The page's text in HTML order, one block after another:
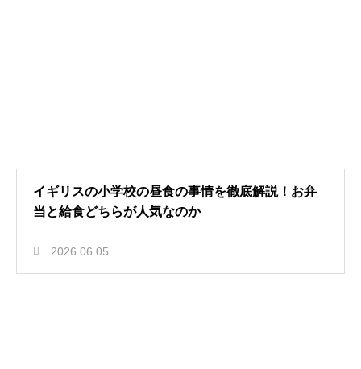
イギリスの小学校の昼食の事情を徹底解説！お弁
当と給食どちらが人気なのか
2026.06.05